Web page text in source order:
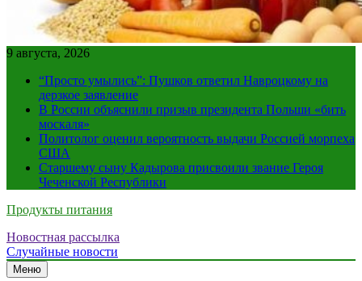
9 августа, 2026
“Просто умылись”: Пушков ответил Навроцкому на
дерзкое заявление
В России объяснили призыв президента Польши «бить
москаля»
Политолог оценил вероятность выдачи Россией морпеха
США
Старшему сыну Кадырова присвоили звание Героя
Чеченской Республики
Продукты питания
Новостная рассылка
Случайные новости
Меню